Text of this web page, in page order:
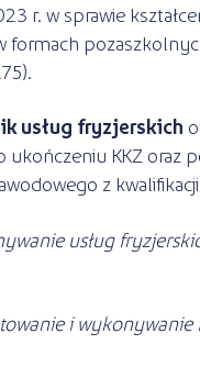
r. w sprawie
formach
usług fryzjerskich
ukończeniu KKZ oraz
z
usług
i wykonywanie